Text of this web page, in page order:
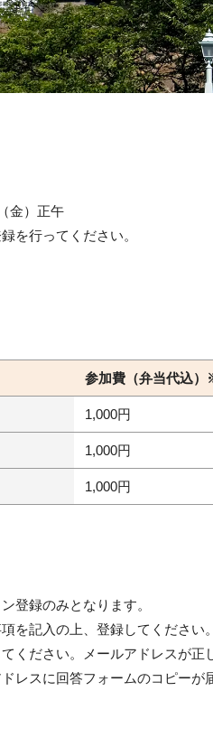
金）正午
を行ってください。
参加費（弁当代込）
1,000円
1,000円
1,000円
登録のみとなります。
を記入の上、登録してください。
ください。メールアドレスが
レスに回答フォームのコピーが